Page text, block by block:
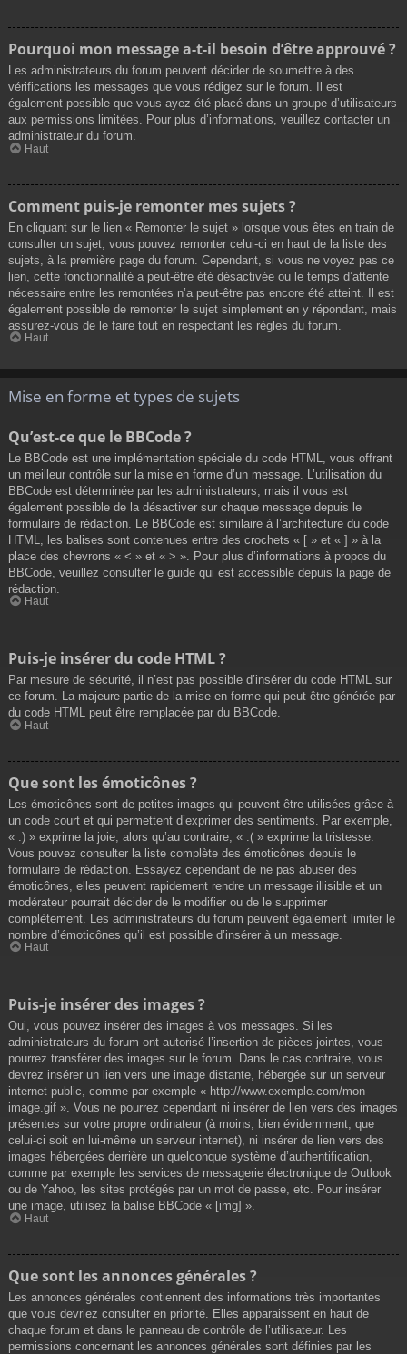
Pourquoi mon message a-t-il besoin d’être approuvé ?
Les administrateurs du forum peuvent décider de soumettre à des
vérifications les messages que vous rédigez sur le forum. Il est
également possible que vous ayez été placé dans un groupe d’utilisateurs
aux permissions limitées. Pour plus d’informations, veuillez contacter un
administrateur du forum.
Haut
Comment puis-je remonter mes sujets ?
En cliquant sur le lien « Remonter le sujet » lorsque vous êtes en train de
consulter un sujet, vous pouvez remonter celui-ci en haut de la liste des
sujets, à la première page du forum. Cependant, si vous ne voyez pas ce
lien, cette fonctionnalité a peut-être été désactivée ou le temps d’attente
nécessaire entre les remontées n’a peut-être pas encore été atteint. Il est
également possible de remonter le sujet simplement en y répondant, mais
assurez-vous de le faire tout en respectant les règles du forum.
Haut
Mise en forme et types de sujets
Qu’est-ce que le BBCode ?
Le BBCode est une implémentation spéciale du code HTML, vous offrant
un meilleur contrôle sur la mise en forme d’un message. L’utilisation du
BBCode est déterminée par les administrateurs, mais il vous est
également possible de la désactiver sur chaque message depuis le
formulaire de rédaction. Le BBCode est similaire à l’architecture du code
HTML, les balises sont contenues entre des crochets « [ » et « ] » à la
place des chevrons « < » et « > ». Pour plus d’informations à propos du
BBCode, veuillez consulter le guide qui est accessible depuis la page de
rédaction.
Haut
Puis-je insérer du code HTML ?
Par mesure de sécurité, il n’est pas possible d’insérer du code HTML sur
ce forum. La majeure partie de la mise en forme qui peut être générée par
du code HTML peut être remplacée par du BBCode.
Haut
Que sont les émoticônes ?
Les émoticônes sont de petites images qui peuvent être utilisées grâce à
un code court et qui permettent d’exprimer des sentiments. Par exemple,
« :) » exprime la joie, alors qu’au contraire, « :( » exprime la tristesse.
Vous pouvez consulter la liste complète des émoticônes depuis le
formulaire de rédaction. Essayez cependant de ne pas abuser des
émoticônes, elles peuvent rapidement rendre un message illisible et un
modérateur pourrait décider de le modifier ou de le supprimer
complètement. Les administrateurs du forum peuvent également limiter le
nombre d’émoticônes qu’il est possible d’insérer à un message.
Haut
Puis-je insérer des images ?
Oui, vous pouvez insérer des images à vos messages. Si les
administrateurs du forum ont autorisé l’insertion de pièces jointes, vous
pourrez transférer des images sur le forum. Dans le cas contraire, vous
devrez insérer un lien vers une image distante, hébergée sur un serveur
internet public, comme par exemple « http://www.exemple.com/mon-
image.gif ». Vous ne pourrez cependant ni insérer de lien vers des images
présentes sur votre propre ordinateur (à moins, bien évidemment, que
celui-ci soit en lui-même un serveur internet), ni insérer de lien vers des
images hébergées derrière un quelconque système d’authentification,
comme par exemple les services de messagerie électronique de Outlook
ou de Yahoo, les sites protégés par un mot de passe, etc. Pour insérer
une image, utilisez la balise BBCode « [img] ».
Haut
Que sont les annonces générales ?
Les annonces générales contiennent des informations très importantes
que vous devriez consulter en priorité. Elles apparaissent en haut de
chaque forum et dans le panneau de contrôle de l’utilisateur. Les
permissions concernant les annonces générales sont définies par les